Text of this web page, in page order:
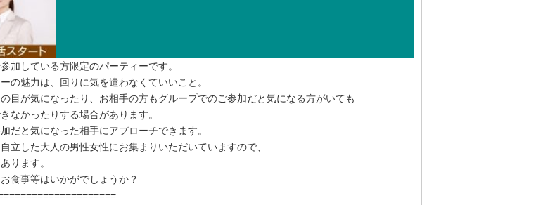
加している方限定のパーティーです。
の魅力は、回りに気を遣わなくていいこと。
目が気になったり、お相手の方もグループでのご参加だと気になる方がいても
なかったりする場合があります。
だと気になった相手にアプローチできます。
立した大人の男性女性にお集まりいただいていますので、
ります。
食事等はいかがでしょうか？